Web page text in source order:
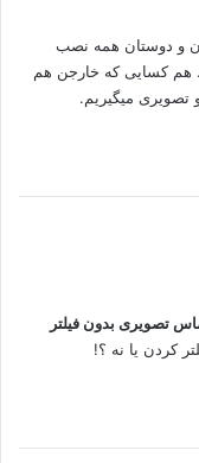
و دوستان همه نصب
هم کسایی که خارجن هم
میگیریم.
تصویری بدون فیلتر
کردن یا نه ؟!